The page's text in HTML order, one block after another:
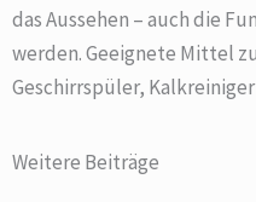
das Aussehen – auch die
werden. Geeignete Mittel
Geschirrspüler,
Weitere Beiträge